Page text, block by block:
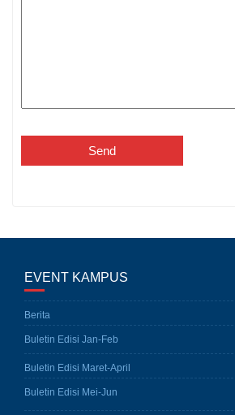
EVENT KAMPUS
Berita
Buletin Edisi Jan-Feb
Buletin Edisi Maret-April
Buletin Edisi Mei-Jun